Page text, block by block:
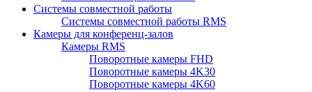
Системы совместной работы
Системы совместной работы RMS
Камеры для конференц-залов
Камеры RMS
Поворотные камеры FHD
Поворотные камеры 4K30
Поворотные камеры 4K60